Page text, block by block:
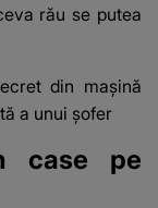
rău se putea
din mașină
a unui șofer
case pe